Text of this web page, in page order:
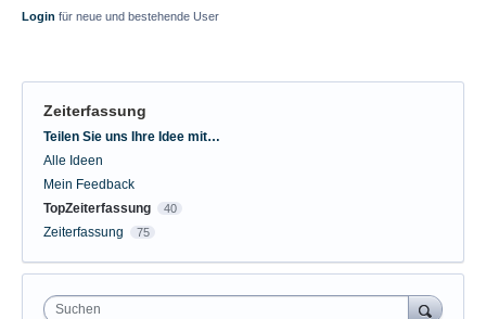
Login für neue und bestehende User
Zeiterfassung
Kategorien
Teilen Sie uns Ihre Idee mit…
Alle Ideen
Mein Feedback
TopZeiterfassung
40
Zeiterfassung 75
Suchen